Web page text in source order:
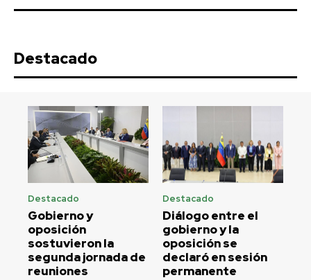
Destacado
Destacado
Gobierno y
oposición
sostuvieron la
segunda jornada de
reuniones
Destacado
Diálogo entre el
gobierno y la
oposición se
declaró en sesión
permanente